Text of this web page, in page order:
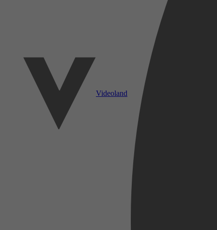
Videoland